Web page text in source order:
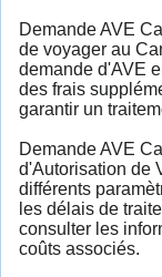
Demande AVE
de voyager au
demande d'AVE
des frais
garantir un
Demande AVE
d'Autorisation de
différents
les délais de
consulter les
coûts associés.